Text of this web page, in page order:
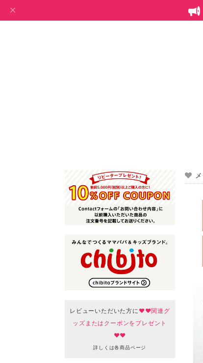
レビューいただいた方に ♥♥関連グ
ッズまたはクーポンをプレゼント
♥♥
詳しくは各商品ページ